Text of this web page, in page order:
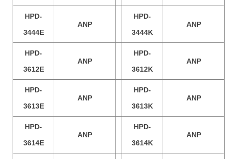
HPD-
3444E
ANP
HPD-
3444K
ANP
HPD-
3612E
ANP
HPD-
3612K
ANP
HPD-
3613E
ANP
HPD-
3613K
ANP
HPD-
3614E
ANP
HPD-
3614K
ANP